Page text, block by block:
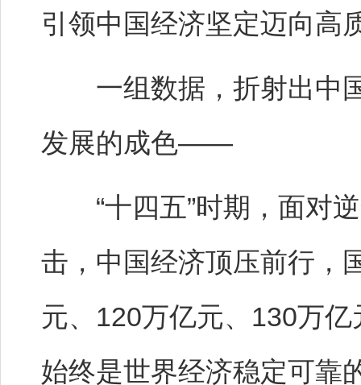
引领中国经济坚定迈向高
一组数据，折射出中国
发展的成色——
“十四五”时期，面对逆
击，中国经济顶压前行，
元、120万亿元、130万
始终是世界经济稳定可靠